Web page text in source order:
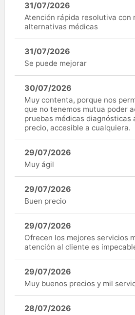
31/07/2026
Atención rápida resolutiva con
alternativas médicas
31/07/2026
Se puede mejorar
30/07/2026
Muy contenta, porque nos
que no tenemos mutua poder
pruebas médicas diagnósticas
precio, accesible a cualquiera.
29/07/2026
Muy ágil
29/07/2026
Buen precio
29/07/2026
Ofrecen los mejores servicios
atención al cliente es
29/07/2026
Muy buenos precios y mil
28/07/2026